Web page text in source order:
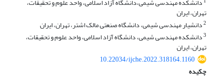
دانشکده مهندسی شیمی،دانشگاه آزاد اسلامی، واحد علوم و تحقیقات،
تهران، ایران
2دانشیار مهندسی شیمی، دانشگاه صنعتی مالک اشتر، تهران، ایران
3دانشکده مهندسی شیمی، دانشگاه آزاد اسلامی، واحد علوم و تحقیقات،
تهران، ایران
10.22034/ijche.2022.318164.1160
چکیده